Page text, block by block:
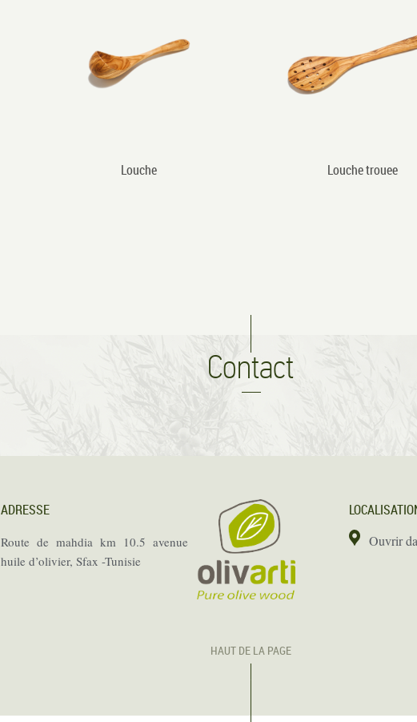
Louche Louche trouee
Contact
ADRESSE
Route de mahdia km 10.5 avenue
huile d’olivier, Sfax -Tunisie
Ouvrir
HAUT DE LA PAGE